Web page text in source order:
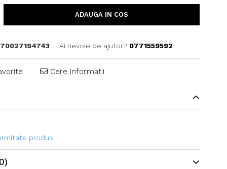
ADAUGA IN COS
Ai nevoie de ajutor? 0771559592
Cere informatii
produs